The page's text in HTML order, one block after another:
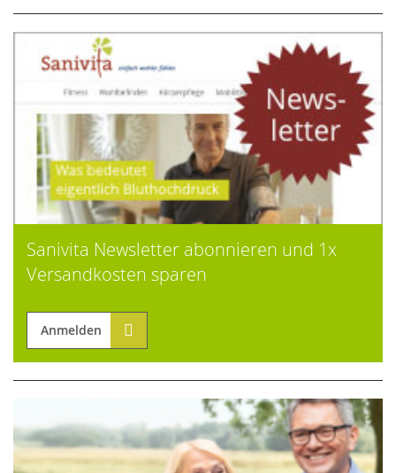
Sanivita Newsletter abonnieren und 1x
Versandkosten sparen
Anmelden